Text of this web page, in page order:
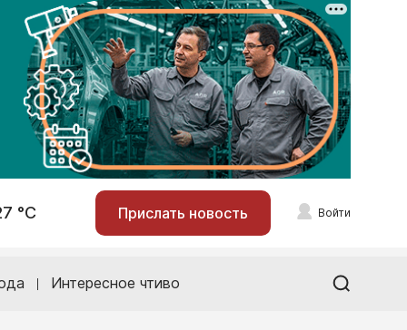
°С Прислать новость Войти
Интересное чтиво